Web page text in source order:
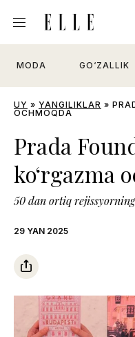
MODA GO‘ZALLIK
UY » YANGILIKLAR »
OCHMOQDA
Prada
ko‘rgazma
50 dan ortiq
29 YAN 2025